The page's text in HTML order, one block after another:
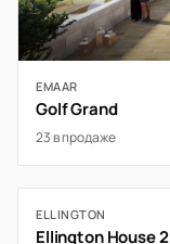
EMAAR
Golf Grand
23 в продаже
ELLINGTON
Ellington House 2